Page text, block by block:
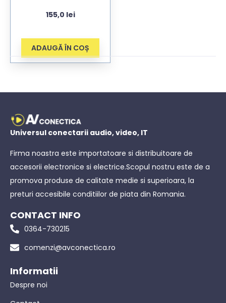
155,0 lei
ADAUGĂ ÎN COȘ
Universul conectarii audio, video, IT
Firma noastra este importatoare si distribuitoare de
accesorii electronice si electrice.Scopul nostru este de a
promova produse de calitate medie si superioara, la
preturi accesibile conditiilor de piata din Romania.
CONTACT INFO
0364-730215
comenzi@avconectica.ro
Informatii
Despre noi